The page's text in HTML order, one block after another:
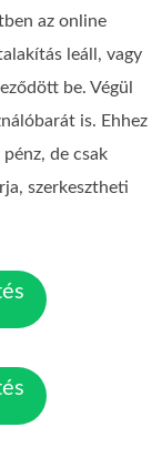
az online
leáll, vagy
be. Végül
is. Ehhez
de csak
szerkesztheti